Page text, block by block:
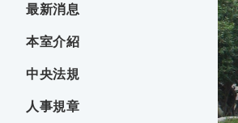
最新消息
本室介紹
中央法規
人事規章